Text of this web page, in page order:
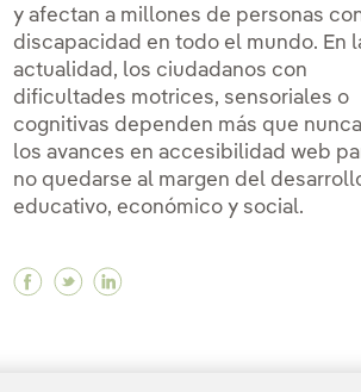
y afectan a millones de personas
discapacidad en todo el mundo. En
actualidad, los ciudadanos con
dificultades motrices, sensoriales o
cognitivas dependen más que
los avances en accesibilidad web
no quedarse al margen del
educativo, económico y social.
Facebook ¿Qué es la
Twitter ¿Qué es la
Linkedin ¿Qué es la